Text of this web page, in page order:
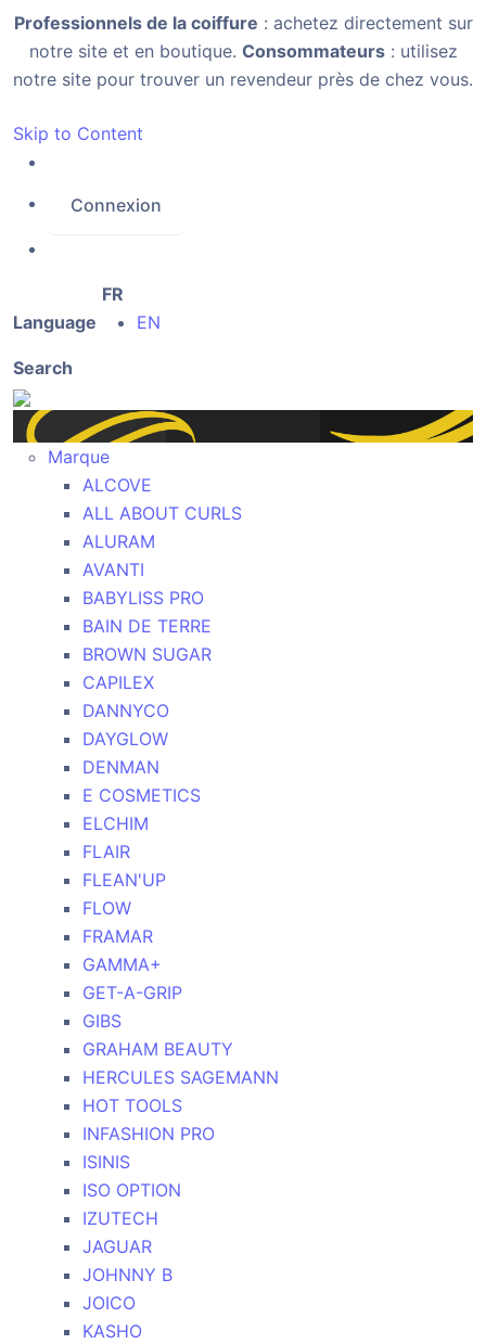
Professionnels de la coiffure : achetez directement sur
notre site et en boutique. Consommateurs: utilisez
notre site pour trouver un revendeur près de chez vous.
Skip to Content
Connexion
Language
FR
EN
Search
Marque
ALCOVE
ALL ABOUT CURLS
ALURAM
AVANTI
BABYLISS PRO
BAIN DE TERRE
BROWN SUGAR
CAPILEX
DANNYCO
DAYGLOW
DENMAN
E COSMETICS
ELCHIM
FLAIR
FLEAN'UP
FLOW
FRAMAR
GAMMA+
GET-A-GRIP
GIBS
GRAHAM BEAUTY
HERCULES SAGEMANN
HOT TOOLS
INFASHION PRO
ISINIS
ISO OPTION
IZUTECH
JAGUAR
JOHNNY B
JOICO
KASHO